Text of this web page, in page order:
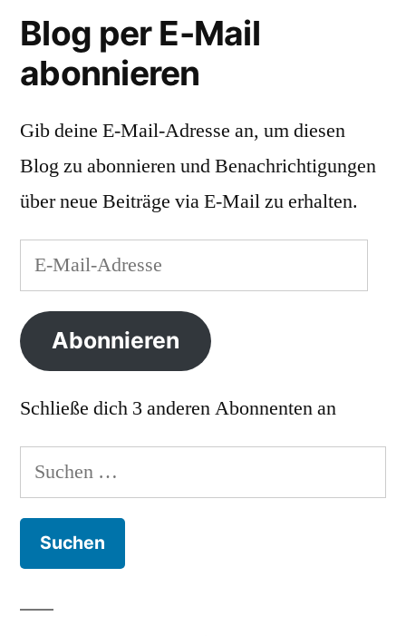
Blog per E-Mail
abonnieren
Gib deine E-Mail-Adresse an, um diesen
Blog zu abonnieren und Benachrichtigungen
über neue Beiträge via E-Mail zu erhalten.
E-
Mail-
Adresse
Abonnieren
Schließe dich 3 anderen Abonnenten an
Suchen
nach: